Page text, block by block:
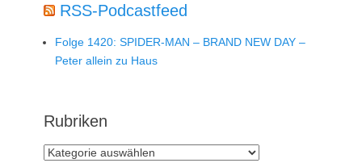
RSS-Podcastfeed
Folge 1420: SPIDER-MAN – BRAND NEW DAY –
Peter allein zu Haus
Rubriken
Rubriken